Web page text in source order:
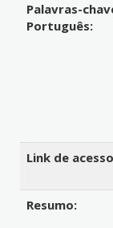
Palavras-
Português:
Link de
Resumo: